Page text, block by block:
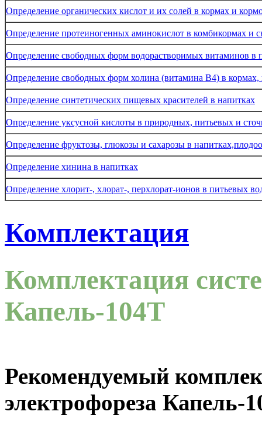
Определение органических кислот и их солей в кормах и
Определение протеиногенных аминокислот в комбикормах и
Определение свободных форм водорастворимых витаминов в
Определение свободных форм холина (витамина B4) в
Определение синтетических пищевых красителей в напитках
Определение уксусной кислоты в природных, питьевых и
Определение фруктозы, глюкозы и сахарозы в
Определение хинина в напитках
Определение хлорит-, хлорат-, перхлорат-ионов в питьевых
Комплектация
Комплектация
Капель-104Т
Рекомендуемый
электрофореза Капель-